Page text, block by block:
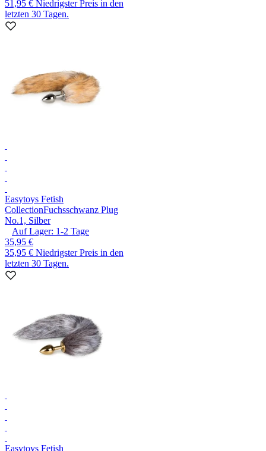
51,95 € Niedrigster Preis in den
letzten 30 Tagen.
Easytoys Fetish
CollectionFuchsschwanz Plug
No.1, Silber
Auf Lager: 1-2 Tage
35,95 €
35,95 € Niedrigster Preis in den
letzten 30 Tagen.
Easytoys Fetish